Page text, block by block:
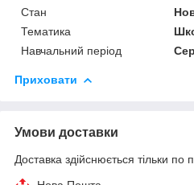
Стан
Тематика
Навчальний період
Приховати
Умови доставки
Доставка здійснюється тільки по